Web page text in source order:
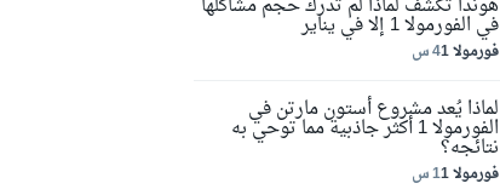
فورمولا 1 4 س
في الفورمولا 1 إلا في يناير
فورمولا 1 1 س
لماذا يُعد مشروع أستون مارتن في
الفورمولا 1 أكثر جاذبية مما توحي به
نتائجه؟